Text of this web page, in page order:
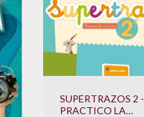
SUPERTRAZOS 2 -
PRACTICO LA